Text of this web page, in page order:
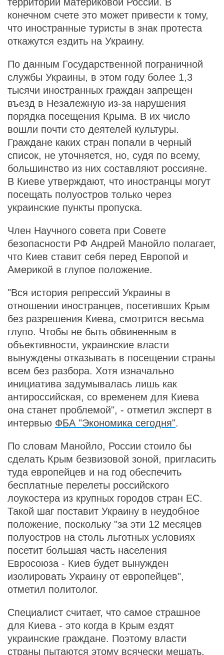
конечном счете это может привести к тому,
что иностранные туристы в знак протеста
откажутся ездить на Украину.
По данным Государственной пограничной
службы Украины, в этом году более 1,3
тысячи иностранных граждан запрещен
въезд в Незалежную из-за нарушения
порядка посещения Крыма. В их число
вошли почти сто деятелей культуры.
Граждане каких стран попали в черный
список, не уточняется, но, судя по всему,
большинство из них составляют россияне.
В Киеве утверждают, что иностранцы могут
посещать полуостров только через
украинские пункты пропуска.
Член Научного совета при Совете
безопасности РФ Андрей Манойло полагает,
что Киев ставит себя перед Европой и
Америкой в глупое положение.
"Вся история репрессий Украины в
отношении иностранцев, посетивших Крым
без разрешения Киева, смотрится весьма
глупо. Чтобы не быть обвиненным в
объективности, украинские власти
вынуждены отказывать в посещении страны
всем без разбора. Хотя изначально
инициатива задумывалась лишь как
антироссийская, со временем для Киева
она станет проблемой", - отметил эксперт в
интервью ФБА "Экономика сегодня".
По словам Манойло, России стоило бы
сделать Крым безвизовой зоной, пригласить
туда европейцев и на год обеспечить
бесплатные перелеты российского
лоукостера из крупных городов стран ЕС.
Такой шаг поставит Украину в неудобное
положение, поскольку "за эти 12 месяцев
полуостров на столь льготных условиях
посетит большая часть населения
Евросоюза - Киев будет вынужден
изолировать Украину от европейцев",
отметил политолог.
Специалист считает, что самое страшное
для Киева - это когда в Крым ездят
украинские граждане. Поэтому власти
страны пытаются этому всячески мешать.